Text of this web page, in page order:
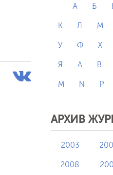
А Б
К Л М
У Ф Х
Я A B
M N P
АРХИВ
2003
2008